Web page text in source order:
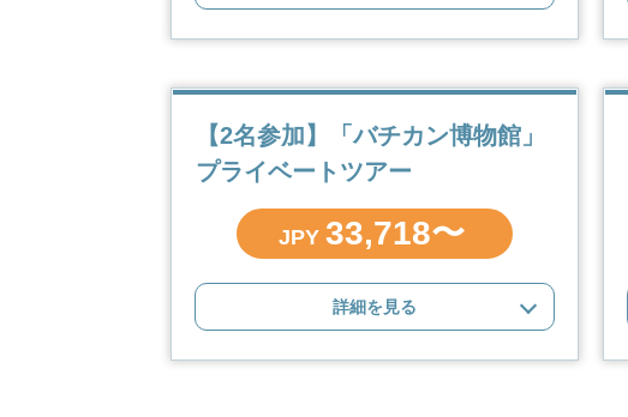
【2名参加】「バチカン博物館」
プライベートツアー
JPY 33,718〜
詳細を見る